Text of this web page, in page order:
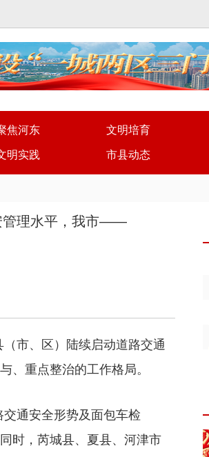
焦河东
明实践
文明培育
市县动态
管理水平，我市——
市、区）陆续启动道路交通
、重点整治的工作格局。
通安全形势及面包车检
时，芮城县、夏县、河津市